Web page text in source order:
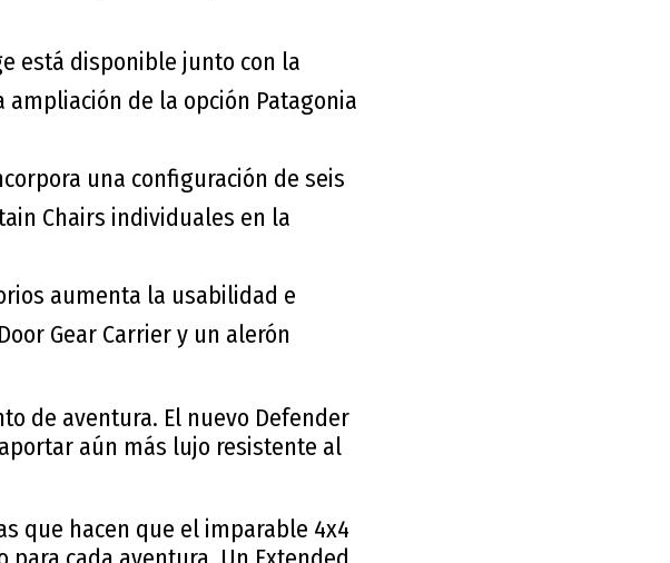
está disponible junto con la
ampliación de la opción Patagonia
una configuración de seis
Chairs individuales en la
aumenta la usabilidad e
Gear Carrier y un alerón
de aventura. El nuevo Defender
aún más lujo resistente al
que hacen que el imparable 4x4